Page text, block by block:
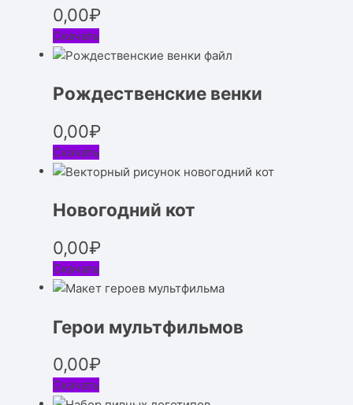
0,00₽
Скачать
Рождественские венки
0,00₽
Скачать
Новогодний кот
0,00₽
Скачать
Герои мультфильмов
0,00₽
Скачать